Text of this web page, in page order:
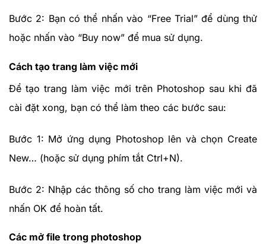
Bước 2: Bạn có thể nhấn vào “Free Trial” để dùng thử
hoặc nhấn vào “Buy now” để mua sử dụng.
Cách tạo trang làm việc mới
Để tạo trang làm việc mới trên Photoshop sau khi đã
cài đặt xong, bạn có thể làm theo các bước sau:
Bước 1: Mở ứng dụng Photoshop lên và chọn Create
New… (hoặc sử dụng phím tắt Ctrl+N).
Bước 2: Nhập các thông số cho trang làm việc mới và
nhấn OK để hoàn tất.
Các mở file trong photoshop